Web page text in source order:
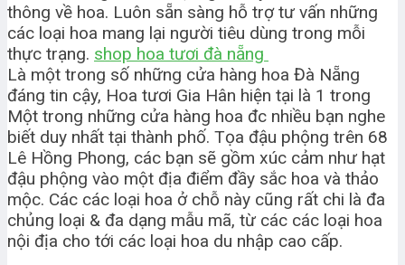
thông về hoa. Luôn sẵn sàng hỗ trợ tư vấn những
các loại hoa mang lại người tiêu dùng trong mỗi
thực trạng. shop hoa tươi đà nẵng
Là một trong số những cửa hàng hoa Đà Nẵng
đáng tin cậy, Hoa tươi Gia Hân hiện tại là 1 trong
Một trong những cửa hàng hoa đc nhiều bạn nghe
biết duy nhất tại thành phố. Tọa đậu phộng trên 68
Lê Hồng Phong, các bạn sẽ gồm xúc cảm như hạt
đậu phộng vào một địa điểm đầy sắc hoa và thảo
mộc. Các các loại hoa ở chỗ này cũng rất chi là đa
chủng loại & đa dạng mẫu mã, từ các các loại hoa
nội địa cho tới các loại hoa du nhập cao cấp.